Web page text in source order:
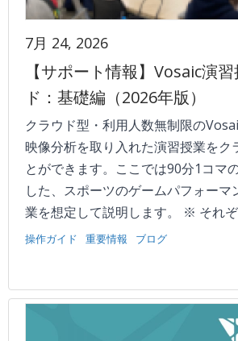
7月 24, 2026
【サポート情報】Vosaic演
ド：基礎編（2026年版）
クラウド型・利用人数無制限の
映像分析を取り入れた演習授業をク
とができます。ここでは90分1コマ
した、スポーツのゲームパフォーマ
業を想定して説明します。 ※ それ
操作ガイド 重要情報 ブログ